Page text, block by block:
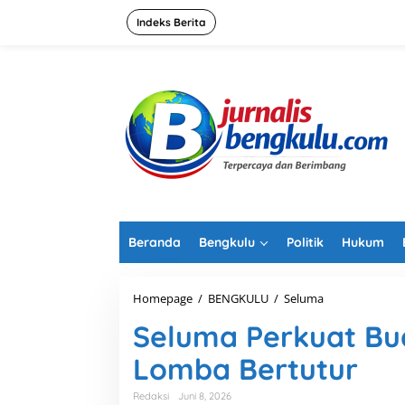
Indeks Berita
Beranda Bengkulu Politik Hukum
Homepage / BENGKULU / Seluma
l
u
m
a
Seluma Perkuat
Lomba Bertutur
Redaksi
Juni 8, 2026